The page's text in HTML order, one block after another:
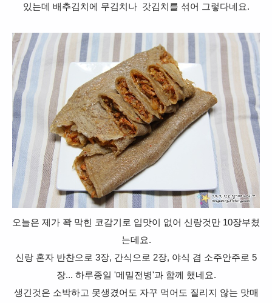
있는데 배추김치에 무김치나 갓김치를 섞어 그렇다네요.
오늘은 제가 꽉 막힌 코감기로 입맛이 없어 신랑것만 10장부쳤
는데요.
신랑 혼자 반찬으로 3장, 간식으로 2장, 야식 겸 소주안주로 5
장... 하루종일 '메밀전병'과 함께 했네요.
생긴것은 소박하고 못생겼어도 자꾸 먹어도 질리지 않는 맛매